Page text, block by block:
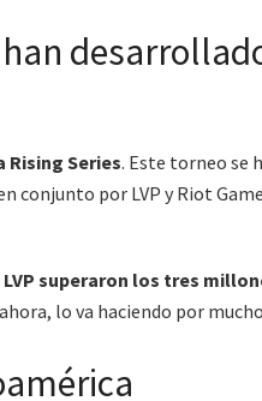
han
Rising Series. Este torneo se
conjunto por LVP y Riot
superaron los tres
lo va haciendo por